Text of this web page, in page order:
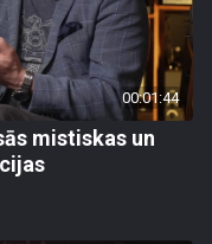
00:01:44
mistiskas un